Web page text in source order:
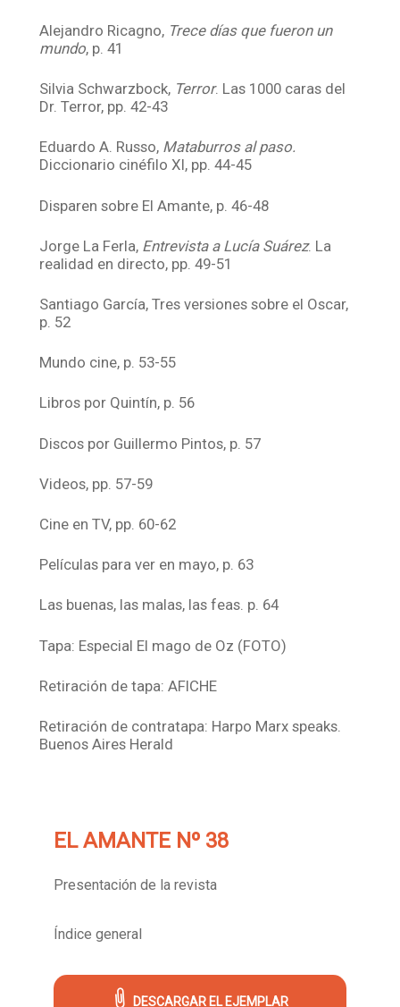
Alejandro Ricagno, Trece días que fueron un
mundo, p. 41
Silvia Schwarzbock, Terror. Las 1000 caras del
Dr. Terror, pp. 42-43
Eduardo A. Russo, Mataburros al paso.
Diccionario cinéfilo XI, pp. 44-45
Disparen sobre El Amante, p. 46-48
Jorge La Ferla, Entrevista a Lucía Suárez. La
realidad en directo, pp. 49-51
Santiago García, Tres versiones sobre el Oscar,
p. 52
Mundo cine, p. 53-55
Libros por Quintín, p. 56
Discos por Guillermo Pintos, p. 57
Videos, pp. 57-59
Cine en TV, pp. 60-62
Películas para ver en mayo, p. 63
Las buenas, las malas, las feas. p. 64
Tapa: Especial El mago de Oz (FOTO)
Retiración de tapa: AFICHE
Retiración de contratapa: Harpo Marx speaks.
Buenos Aires Herald
EL AMANTE Nº 38
Presentación de la revista
Índice general
DESCARGAR EL EJEMPLAR